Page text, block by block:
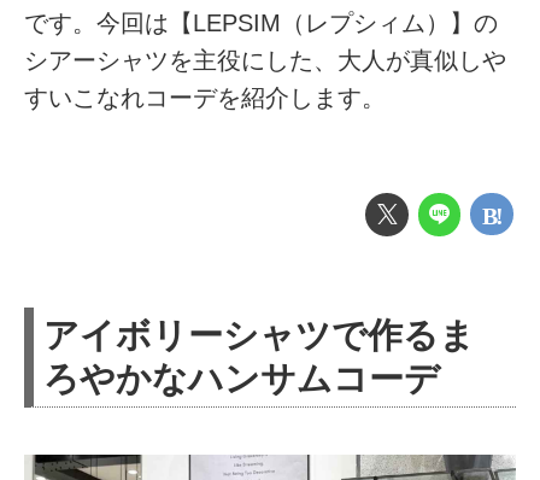
です。今回は【LEPSIM（レプシィム）】の
シアーシャツを主役にした、大人が真似しや
すいこなれコーデを紹介します。
アイボリーシャツで作るま
ろやかなハンサムコーデ